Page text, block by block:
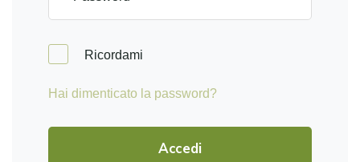
Ricordami
Hai dimenticato la password?
Accedi